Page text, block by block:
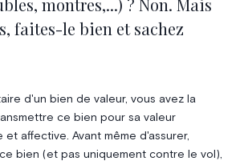
montres,...) ? Non. Mais
faites-le bien et sachez
d'un bien de valeur, vous avez la
ce bien pour sa valeur
affective. Avant même d'assurer,
bien (et pas uniquement contre le vol),